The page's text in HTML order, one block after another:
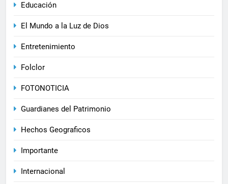
Educación
El Mundo a la Luz de Dios
Entretenimiento
Folclor
FOTONOTICIA
Guardianes del Patrimonio
Hechos Geograficos
Importante
Internacional